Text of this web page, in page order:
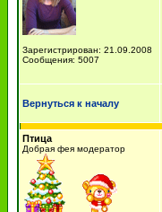
Зарегистрирован: 21.09.2008
Сообщения: 5007
Вернуться к началу
Птица
Добрая фея модератор